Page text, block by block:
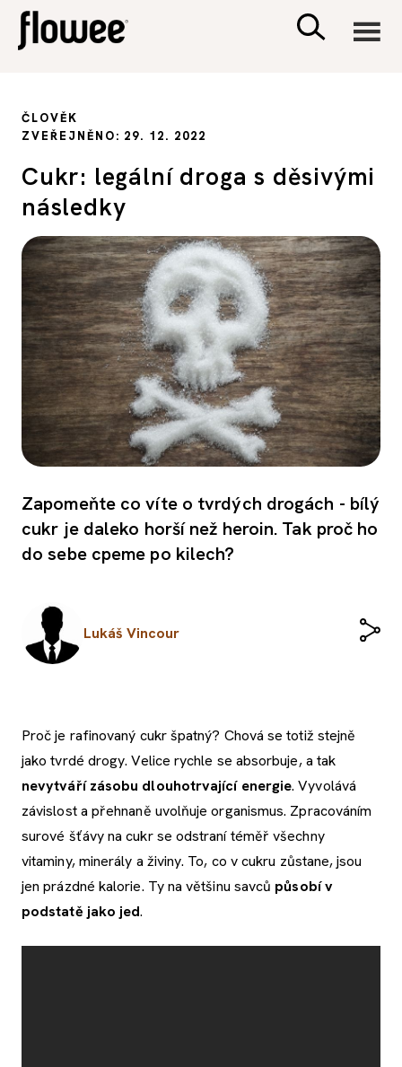
RODINA A DĚTI
SEX A VZTAHY
PORADNA
ČLOVĚK
ZVEŘEJNĚNO: 29. 12. 2022
Cukr: legální droga s děsivými
následky
Zapomeňte co víte o tvrdých drogách - bílý
cukr je daleko horší než heroin. Tak proč ho
do sebe cpeme po kilech?
Lukáš Vincour
Proč je rafinovaný cukr špatný? Chová se totiž stejně
jako tvrdé drogy. Velice rychle se absorbuje, a tak
nevytváří zásobu dlouhotrvající energie. Vyvolává
závislost a přehnaně uvolňuje organismus. Zpracováním
surové šťávy na cukr se odstraní téměř všechny
vitaminy, minerály a živiny. To, co v cukru zůstane, jsou
jen prázdné kalorie. Ty na většinu savců působí v
podstatě jako jed.